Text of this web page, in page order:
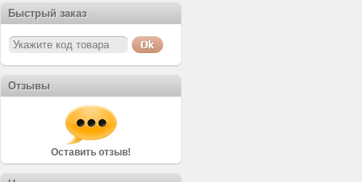
Быстрый заказ
Отзывы
Оставить отзыв!